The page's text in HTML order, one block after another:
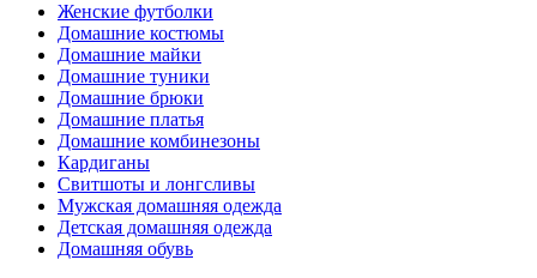
Женские футболки
Домашние костюмы
Домашние майки
Домашние туники
Домашние брюки
Домашние платья
Домашние комбинезоны
Кардиганы
Свитшоты и лонгсливы
Мужская домашняя одежда
Детская домашняя одежда
Домашняя обувь